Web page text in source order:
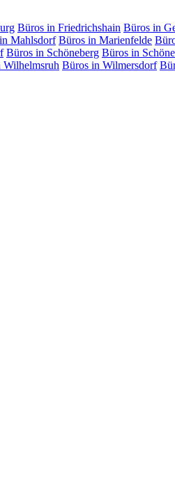
Büros in Friedrichshain Büros in
Mahlsdorf Büros in Marienfelde
Büros in Schöneberg Büros in
Wilhelmsruh Büros in Wilmersdorf